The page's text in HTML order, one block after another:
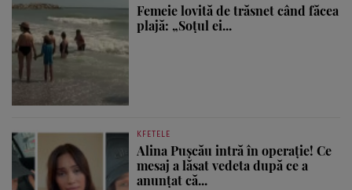
Femeie lovită de trăsnet când făcea
plajă: „Soțul ei...
KFETELE
Alina Pușcău intră în operație! Ce
mesaj a lăsat vedeta după ce a
anunțat că...